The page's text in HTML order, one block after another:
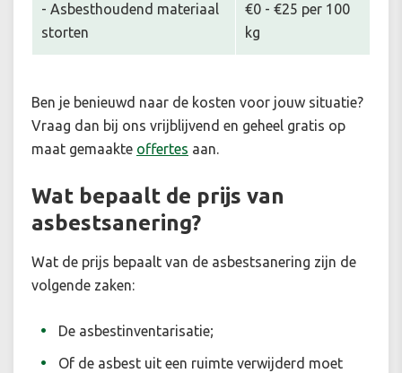
- Asbesthoudend materiaal
storten
€0 - €25 per 100
kg
Ben je benieuwd naar de kosten voor jouw situatie?
Vraag dan bij ons vrijblijvend en geheel gratis op
maat gemaakte offertes aan.
Wat bepaalt de prijs van
asbestsanering?
Wat de prijs bepaalt van de asbestsanering zijn de
volgende zaken:
De asbestinventarisatie;
Of de asbest uit een ruimte verwijderd moet